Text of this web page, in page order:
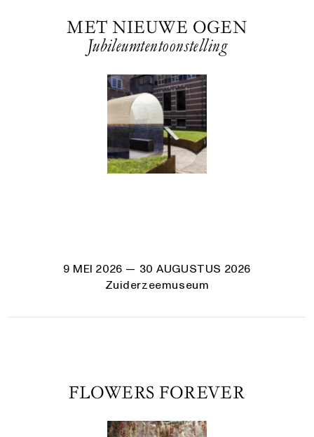
MET NIEUWE OGEN
Jubileumtentoonstelling
9 MEI 2026 — 30 AUGUSTUS 2026
Zuiderzeemuseum
FLOWERS FOREVER